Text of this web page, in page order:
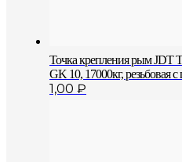
Точка крепления рым JDT
GK 10, 17000кг,
1,00 ₽